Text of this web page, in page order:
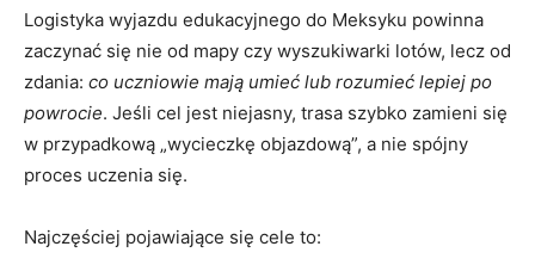
Logistyka wyjazdu edukacyjnego do Meksyku powinna
zaczynać się nie od mapy czy wyszukiwarki lotów, lecz od
zdania: co uczniowie mają umieć lub rozumieć lepiej po
powrocie. Jeśli cel jest niejasny, trasa szybko zamieni się
w przypadkową „wycieczkę objazdową”, a nie spójny
proces uczenia się.
Najczęściej pojawiające się cele to: